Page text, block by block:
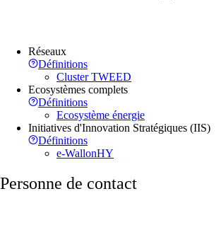
Réseaux
Définitions
Cluster TWEED
Ecosystèmes complets
Définitions
Ecosystème énergie
Initiatives d'Innovation Stratégiques (IIS)
Définitions
e-WallonHY
Personne de contact